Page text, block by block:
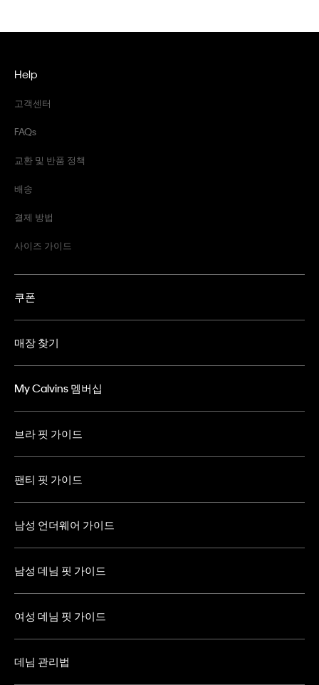
Help
고객센터
FAQs
교환 및 반품 정책
배송
결제 방법
사이즈 가이드
쿠폰
매장 찾기
My Calvins 멤버십
브라 핏 가이드
팬티 핏 가이드
남성 언더웨어 가이드
남성 데님 핏 가이드
여성 데님 핏 가이드
데님 관리법